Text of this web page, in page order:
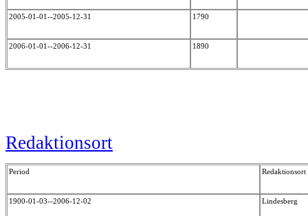
2005-01-01--2005-12-31 1790
2006-01-01--2006-12-31 1890
Redaktionsort
Period Redaktionsort
1900-01-03--2006-12-02 Lindesberg